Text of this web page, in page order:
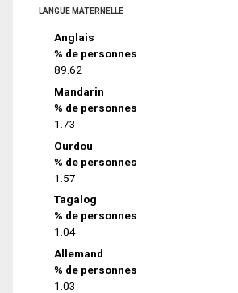
LANGUE MATERNELLE
Anglais
% de personnes
89.62
Mandarin
% de personnes
1.73
Ourdou
% de personnes
1.57
Tagalog
% de personnes
1.04
Allemand
% de personnes
1.03